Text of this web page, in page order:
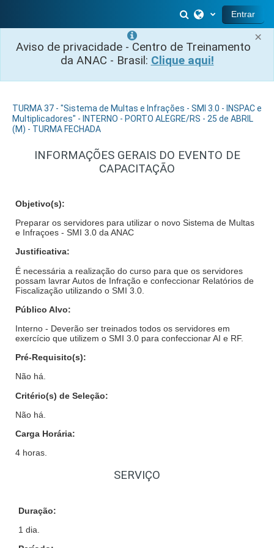
×
Aviso de privacidade - Centro de Treinamento
da ANAC - Brasil: Clique aqui!
Selector de
Entrar
TURMA 37 - "Sistema de Multas e Infrações - SMI 3.0 - INSPAC e
Multiplicadores" - INTERNO - PORTO ALEGRE/RS - 25 de ABRIL
(M) - TURMA FECHADA
INFORMAÇÕES GERAIS DO EVENTO DE
CAPACITAÇÃO
Objetivo(s):
Preparar os servidores para utilizar o novo Sistema de Multas
e Infraçoes - SMI 3.0 da ANAC
Justificativa:
É necessária a realização do curso para que os servidores
possam lavrar Autos de Infração e confeccionar Relatórios de
Fiscalização utilizando o SMI 3.0.
Público Alvo:
Interno - Deverão ser treinados todos os servidores em
exercício que utilizem o SMI 3.0 para confeccionar AI e RF.
Pré-Requisito(s):
Não há.
Critério(s) de Seleção:
Não há.
Carga Horária:
4 horas.
SERVIÇO
Duração:
1 dia.